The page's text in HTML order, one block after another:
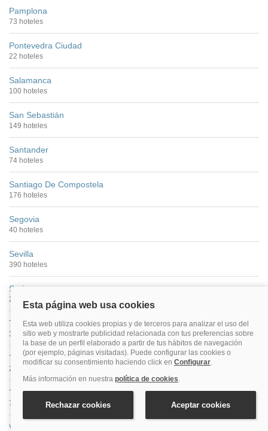
Pamplona
73 hoteles
Pontevedra Ciudad
22 hoteles
Salamanca
100 hoteles
San Sebastián
149 hoteles
Santander
74 hoteles
Santiago De Compostela
176 hoteles
Segovia
40 hoteles
Sevilla
390 hoteles
Soria
27 hoteles
Tarragona
30 hoteles
Teruel
25 hoteles
Toledo
70 hoteles
Valencia